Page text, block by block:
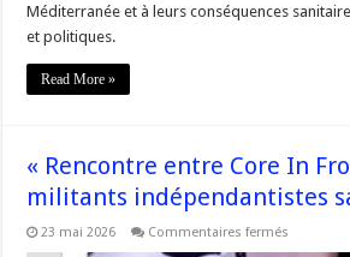
Méditerranée et à leurs conséquences
et politiques.
Read More »
« Rencontre entre Core In
militants indépendantistes
23 mai 2026 Commentaires fermés